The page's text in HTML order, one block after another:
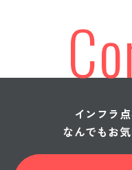
インフラ
なんでもお